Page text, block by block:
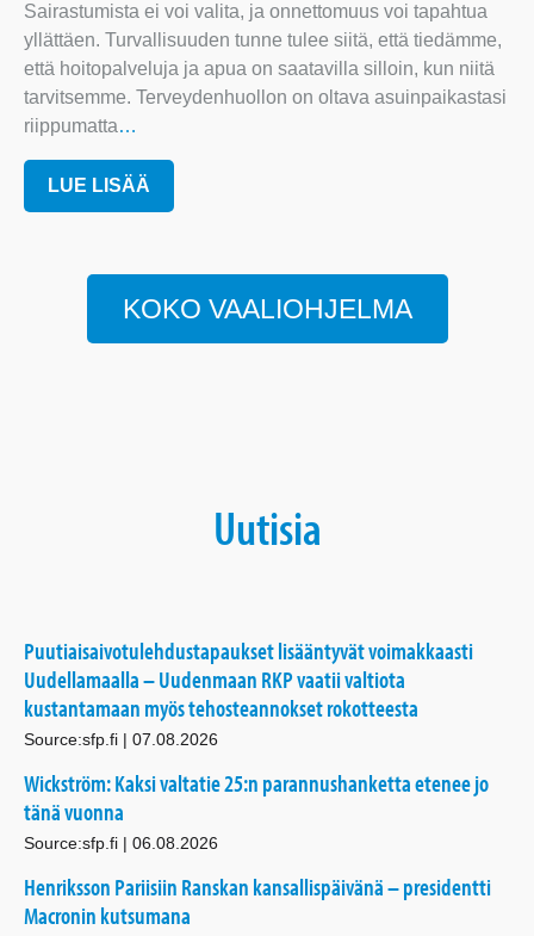
Sairastumista ei voi valita, ja onnettomuus voi tapahtua
yllättäen. Turvallisuuden tunne tulee siitä, että tiedämme,
että hoitopalveluja ja apua on saatavilla silloin, kun niitä
tarvitsemme. Terveydenhuollon on oltava asuinpaikastasi
riippumatta…
LUE LISÄÄ
KOKO VAALIOHJELMA
Uutisia
Puutiaisaivotulehdustapaukset lisääntyvät voimakkaasti
Uudellamaalla – Uudenmaan RKP vaatii valtiota
kustantamaan myös tehosteannokset rokotteesta
Source:sfp.fi 07.08.2026
Wickström: Kaksi valtatie 25:n parannushanketta etenee jo
tänä vuonna
Source:sfp.fi 06.08.2026
Henriksson Pariisiin Ranskan kansallispäivänä – presidentti
Macronin kutsumana